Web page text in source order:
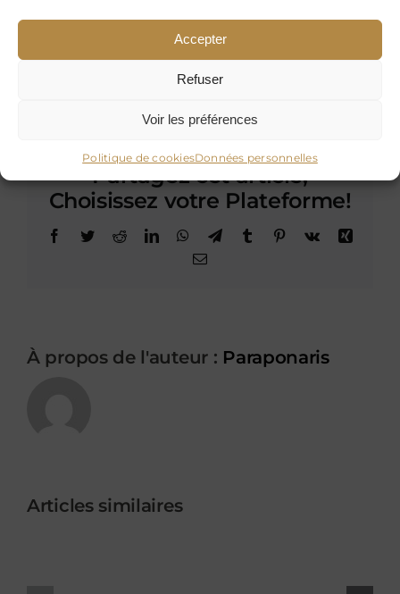
Accepter
Refuser
Voir les préférences
Politique de cookiesDonnées personnelles
l’idéologie managériale.
Partagez cet article,
Choisissez votre Plateforme!
Facebook
TwitterRedditLinkedInWhatsApp
TelegramTumblr Pinterest
Vk
Email
À propos de l'auteur : Paraponaris
Articles similaires
Contenu
dans